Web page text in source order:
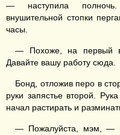
— наступила полночь.
внушительной стопки
часы.
— Похоже, на первый
Давайте вашу работу сюда.
Бонд, отложив перо в
руки запястье второй.
начал растирать и
— Пожалуйста, мэм, —